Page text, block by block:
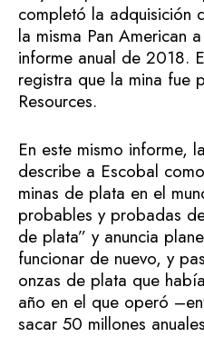
completó la adquisición
la misma Pan American
informe anual de 2018.
registra que la mina fue
Resources.
En este mismo informe,
describe a Escobal
minas de plata en el
probables y probadas
de plata” y anuncia
funcionar de nuevo, y
onzas de plata que
año en el que operó
sacar 50 millones